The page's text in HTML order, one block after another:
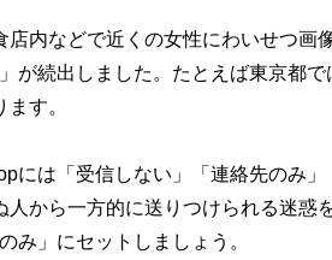
内などで近くの女性にわいせつ画
が続出しました。たとえば東京都で
す。
は「受信しない」「連絡先のみ」
から一方的に送りつけられる迷惑
み」にセットしましょう。